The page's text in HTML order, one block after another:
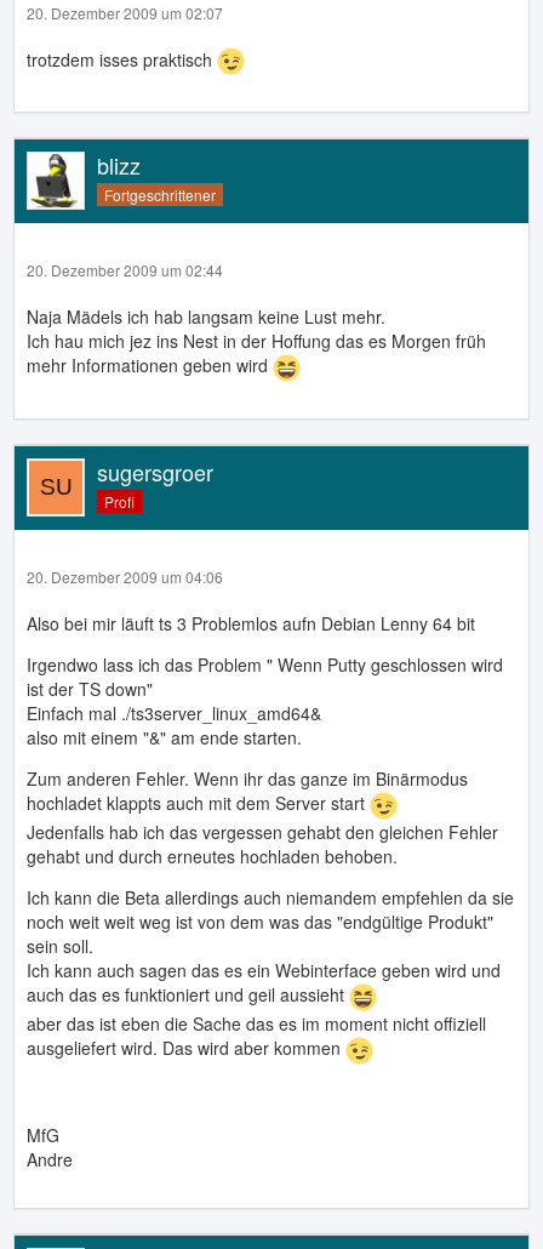
20. Dezember 2009 um 02:07
trotzdem isses praktisch
blizz
Fortgeschrittener
20. Dezember 2009 um 02:44
Naja Mädels ich hab langsam keine Lust mehr.
Ich hau mich jez ins Nest in der Hoffung das es Morgen früh
mehr Informationen geben wird
sugersgroer
Profi
20. Dezember 2009 um 04:06
Also bei mir läuft ts 3 Problemlos aufn Debian Lenny 64 bit
Irgendwo lass ich das Problem " Wenn Putty geschlossen wird
ist der TS down"
Einfach mal ./ts3server_linux_amd64&
also mit einem "&" am ende starten.
Zum anderen Fehler. Wenn ihr das ganze im Binärmodus
hochladet klappts auch mit dem Server start
Jedenfalls hab ich das vergessen gehabt den gleichen Fehler
gehabt und durch erneutes hochladen behoben.
Ich kann die Beta allerdings auch niemandem empfehlen da sie
noch weit weit weg ist von dem was das "endgültige Produkt"
sein soll.
Ich kann auch sagen das es ein Webinterface geben wird und
auch das es funktioniert und geil aussieht
aber das ist eben die Sache das es im moment nicht offiziell
ausgeliefert wird. Das wird aber kommen
MfG
Andre